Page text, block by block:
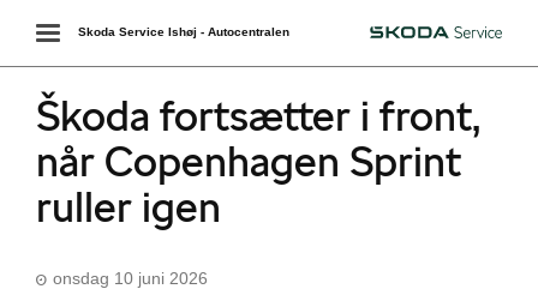
Toggle
navigation
Škoda
Skoda Service Ishøj - Autocentralen
Škoda fortsætter i front,
når Copenhagen Sprint
ruller igen
onsdag 10 juni 2026